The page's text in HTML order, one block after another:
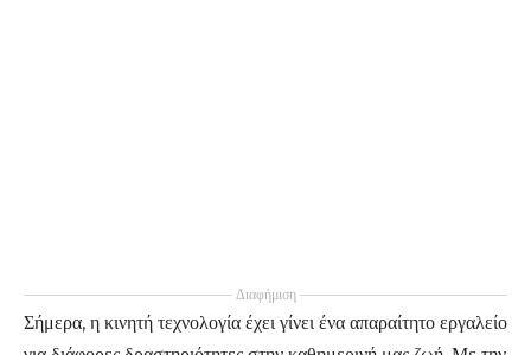
Διαφήμιση
Σήμερα, η κινητή τεχνολογία έχει γίνει ένα απαραίτητο εργαλείο